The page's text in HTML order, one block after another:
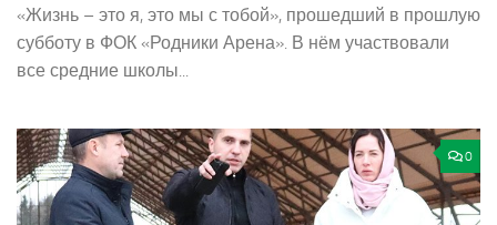
«Жизнь – это я, это мы с тобой», прошедший в прошлую
субботу в ФОК «Родники­ Арена». В нём участвовали
все средние школы...
0